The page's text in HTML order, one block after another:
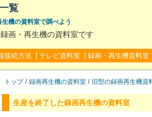
覧
機の資料室で調べよう
画・再生機の資料室です
接続方法 テレビ資料室 録画・再生機資料室
トップ/ 録画再生機の資料室 / 旧型の録画再生機資
生産を終了した録画再生機の資料室